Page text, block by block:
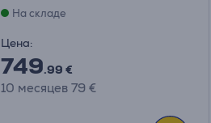
На складе
Цена:
749.99 €
10 месяцев 79 €